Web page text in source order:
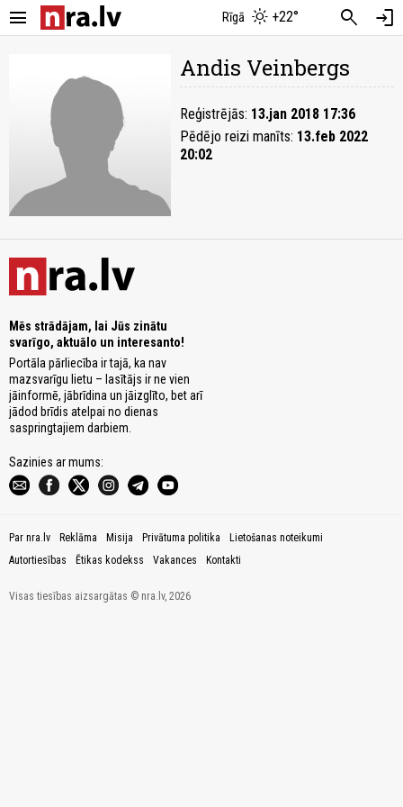
menu Rīgā +22° search login
Andis Veinbergs
Reģistrējās: 13.jan 2018 17:36
Pēdējo reizi manīts: 13.feb 2022
20:02
Mēs strādājam, lai Jūs zinātu
svarīgo, aktuālo un interesanto!
Portāla pārliecība ir tajā, ka nav
mazsvarīgu lietu – lasītājs ir ne vien
jāinformē, jābrīdina un jāizglīto, bet arī
jādod brīdis atelpai no dienas
saspringtajiem darbiem.
Sazinies ar mums:
Par nra.lv Reklāma Misija Privātuma politika
Lietošanas noteikumi
Autortiesības
Ētikas kodekss Vakances Kontakti
Visas tiesības aizsargātas © nra.lv, 2026